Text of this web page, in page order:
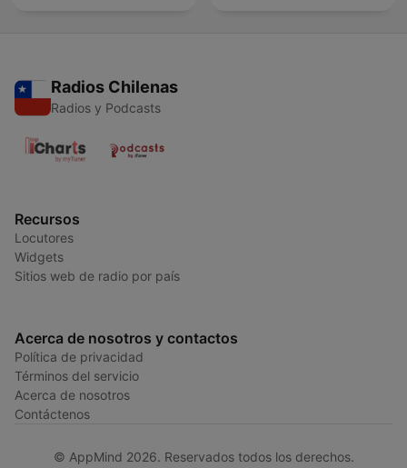
Radios Chilenas
Radios y Podcasts
Recursos
Locutores
Widgets
Sitios web de radio por país
Acerca de nosotros y contactos
Política de privacidad
Términos del servicio
Acerca de nosotros
Contáctenos
© AppMind 2026. Reservados todos los derechos.